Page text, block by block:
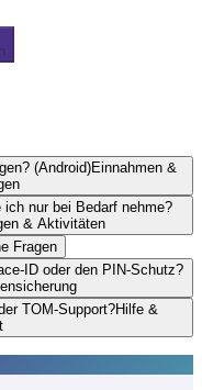
(Android)Einnahmen &
nur bei Bedarf nehme?
& Aktivitäten
Fragen
ID oder den PIN-Schutz?
TOM-Support?Hilfe &